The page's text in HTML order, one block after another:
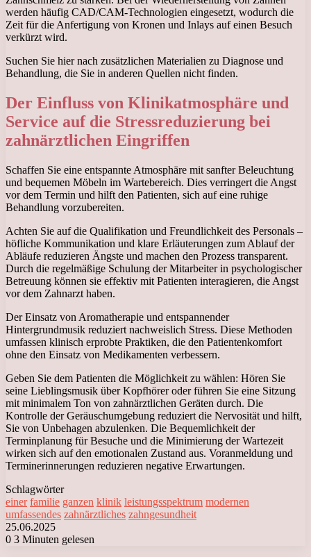
werden häufig CAD/CAM-Technologien eingesetzt, wodurch die
Zeit für die Anfertigung von Kronen und Inlays auf einen Besuch
verkürzt wird.
Suchen Sie hier nach zusätzlichen Materialien zu Diagnose und
Behandlung, die Sie in anderen Quellen nicht finden.
Der Einfluss von Klinikatmosphäre und
Service auf die Stressreduzierung bei
zahnärztlichen Eingriffen
Schaffen Sie eine entspannte Atmosphäre mit sanfter Beleuchtung
und bequemen Möbeln im Wartebereich. Dies verringert die Angst
vor dem Termin und hilft den Patienten, sich auf eine ruhige
Behandlung vorzubereiten.
Achten Sie auf die Qualifikation und Freundlichkeit des Personals –
höfliche Kommunikation und klare Erläuterungen zum Ablauf der
Abläufe reduzieren Ängste und machen den Prozess transparent.
Durch die regelmäßige Schulung der Mitarbeiter in psychologischer
Betreuung können sie effektiv mit Patienten interagieren, die Angst
vor dem Zahnarzt haben.
Der Einsatz von Aromatherapie und entspannender
Hintergrundmusik reduziert nachweislich Stress. Diese Methoden
umfassen klinisch erprobte Praktiken, die den Patientenkomfort
ohne den Einsatz von Medikamenten verbessern.
Geben Sie dem Patienten die Möglichkeit zu wählen: Hören Sie
seine Lieblingsmusik über Kopfhörer oder führen Sie eine Sitzung
mit minimalem Ton von zahnärztlichen Geräten durch. Die
Kontrolle der Geräuschumgebung reduziert die Nervosität und hilft,
Sie von Unbehagen abzulenken. Die Bequemlichkeit der
Terminplanung für Besuche und die Minimierung der Wartezeit
wirken sich auf den emotionalen Zustand aus. Voranmeldung und
Terminerinnerungen reduzieren negative Erwartungen.
Schlagwörter
einer familie ganzen klinik leistungsspektrum modernen
umfassendes zahnärztliches zahngesundheit
25.06.2025
0 3 Minuten gelesen